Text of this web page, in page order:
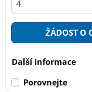
ŽÁDOST O
Další informace
Porovnejte